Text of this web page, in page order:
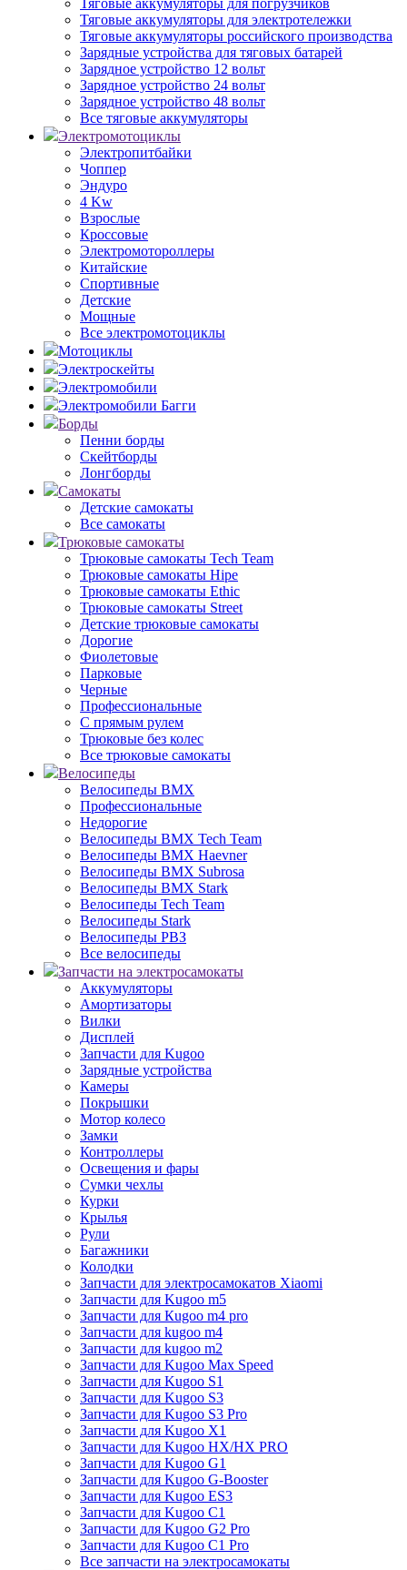
Тяговые аккумуляторы для погрузчиков
Тяговые аккумуляторы для электротележки
Тяговые аккумуляторы российского производства
Зарядные устройства для тяговых батарей
Зарядное устройство 12 вольт
Зарядное устройство 24 вольт
Зарядное устройство 48 вольт
Все тяговые аккумуляторы
Электромотоциклы
Электропитбайки
Чоппер
Эндуро
4 Kw
Взрослые
Кроссовые
Электромотороллеры
Китайские
Спортивные
Детские
Мощные
Все электромотоциклы
Мотоциклы
Электроскейты
Электромобили
Электромобили Багги
Борды
Пенни борды
Скейтборды
Лонгборды
Самокаты
Детские самокаты
Все самокаты
Трюковые самокаты
Трюковые самокаты Tech Team
Трюковые самокаты Hipe
Трюковые самокаты Ethic
Трюковые самокаты Street
Детские трюковые самокаты
Дорогие
Фиолетовые
Парковые
Черные
Профессиональные
С прямым рулем
Трюковые без колес
Все трюковые самокаты
Велосипеды
Велосипеды BMX
Профессиональные
Недорогие
Велосипеды BMX Tech Team
Велосипеды BMX Haevner
Велосипеды BMX Subrosa
Велосипеды BMX Stark
Велосипеды Tech Team
Велосипеды Stark
Велосипеды РВЗ
Все велосипеды
Запчасти на электросамокаты
Аккумуляторы
Амортизаторы
Вилки
Дисплей
Запчасти для Kugoo
Зарядные устройства
Камеры
Покрышки
Мотор колесо
Замки
Контроллеры
Освещения и фары
Сумки чехлы
Курки
Крылья
Рули
Багажники
Колодки
Запчасти для электросамокатов Xiaomi
Запчасти для Kugoo m5
Запчасти для Кugoo m4 pro
Запчасти для kugoo m4
Запчасти для kugoo m2
Запчасти для Kugoo Max Speed
Запчасти для Kugoo S1
Запчасти для Kugoo S3
Запчасти для Kugoo S3 Pro
Запчасти для Kugoo X1
Запчасти для Kugoo HX/HX PRO
Запчасти для Kugoo G1
Запчасти для Kugoo G-Booster
Запчасти для Kugoo ES3
Запчасти для Kugoo C1
Запчасти для Kugoo G2 Pro
Запчасти для Kugoo C1 Pro
Все запчасти на электросамокаты